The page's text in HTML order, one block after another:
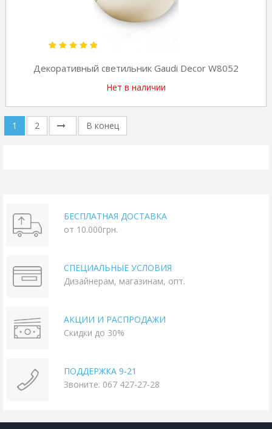
Декоративный светильник Gaudi Decor W8052
Нет в наличии
1 2 В конец
БЕСПЛАТНАЯ ДОСТАВКА
от 10.000грн.
СПЕЦИАЛЬНЫЕ УСЛОВИЯ
Дизайнерам, магазинам, опт.
АКЦИИ И РАСПРОДАЖИ
Скидки до 30%
ПОДДЕРЖКА 9-21
Звоните: 067 427-27-28